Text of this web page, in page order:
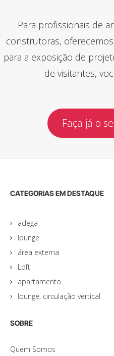
Para profissionais de
construtoras,
para a exposição de
de visitantes,
Faça já o
CATEGORIAS EM DESTAQUE
adega
lounge
área externa
Loft
apartamento
lounge, circulação vertical
SOBRE
Quem Somos